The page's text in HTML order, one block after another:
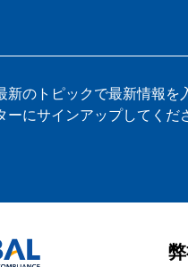
のトピックで最新情報を
にサインアップしてくだ